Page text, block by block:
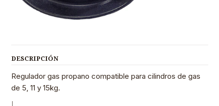
DESCRIPCIÓN
Regulador gas propano compatible para cilindros de gas
de 5, 11 y 15kg.